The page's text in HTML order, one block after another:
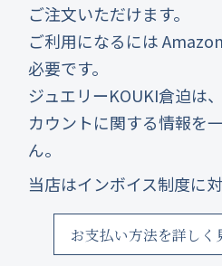
ご注文いただけます。
ご利用になるには
必要です。
ジュエリーKOUKI倉迫は
カウントに関する情報を
ん。
当店はインボイス制度に
お支払い方法を詳しく